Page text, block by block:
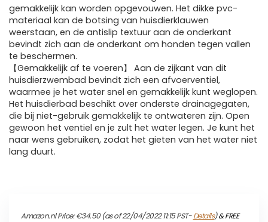
gemakkelijk kan worden opgevouwen. Het dikke pvc-
materiaal kan de botsing van huisdierklauwen
weerstaan, en de antislip textuur aan de onderkant
bevindt zich aan de onderkant om honden tegen vallen
te beschermen.
【Gemakkelijk af te voeren】 Aan de zijkant van dit
huisdierzwembad bevindt zich een afvoerventiel,
waarmee je het water snel en gemakkelijk kunt weglopen.
Het huisdierbad beschikt over onderste drainagegaten,
die bij niet-gebruik gemakkelijk te ontwateren zijn. Open
gewoon het ventiel en je zult het water legen. Je kunt het
naar wens gebruiken, zodat het gieten van het water niet
lang duurt.
Amazon.nl Price:€34.50(as of 22/04/2022 11:15 PST-Details)&FREE